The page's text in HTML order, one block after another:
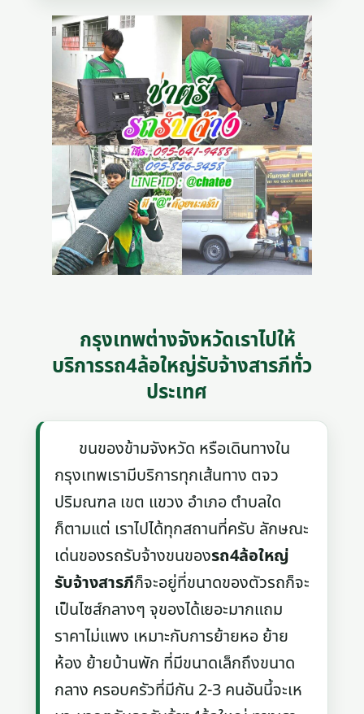
กรุงเทพต่างจังหวัดเราไปให้
บริการรถ4ล้อใหญ่รับจ้างสารภีทั่ว
ประเทศ
ขนของข้ามจังหวัด หรือเดินทางใน
กรุงเทพเรามีบริการทุกเส้นทาง ตจว
ปริมณฑล เขต แขวง อำเภอ ตำบลใด
ก็ตามแต่ เราไปได้ทุกสถานที่ครับ ลักษณะ
เด่นของรถรับจ้างขนของรถ4ล้อใหญ่
รับจ้างสารภีก็จะอยู่ที่ขนาดของตัวรถก็จะ
เป็นไซส์กลางๆ จุของได้เยอะมากแถม
ราคาไม่แพง เหมาะกับการย้ายหอ ย้าย
ห้อง ย้ายบ้านพัก ที่มีขนาดเล็กถึงขนาด
กลาง ครอบครัวที่มีกัน 2-3 คนอันนี้จะเห